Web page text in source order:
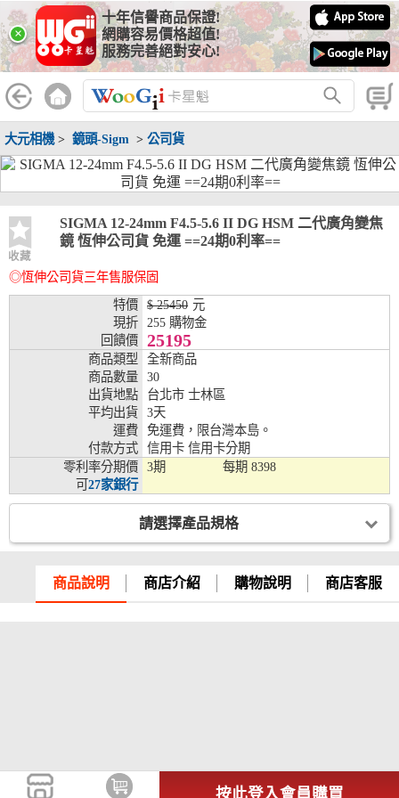
×
十年信譽商品保證!
網購容易價格超值!
服務完善絕對安心!
大元相機 > 鏡頭-Sigm > 公司貨
收藏
SIGMA 12-24mm F4.5-5.6 II DG HSM 二代廣角變焦
鏡 恆伸公司貨 免運 ==24期0利率==
◎恆伸公司貨三年售服保固
特價
$ 25450 元
現折
255 購物金
回饋價
25195
商品類型
全新商品
商品數量
30
出貨地點
台北市 士林區
平均出貨
3天
運費
免運費，限台灣本島。
付款方式
信用卡 信用卡分期
零利率分期價
可27家銀行
3期 每期 8398
請選擇產品規格
商品說明 商店介紹 購物說明 商店客服
按此登入會員購買
線上分期銀行
WooGii 與 綠界 合作，『信用卡分期付款』 與 『信用卡零利率
分期付款』 的配合銀行如下：
分期期數 提供分期之銀行
兆豐銀行、合作金庫、第一銀行、華南銀行、
彰化銀行、上海銀行、富邦銀行、國泰世華、
台灣企銀、台中銀行、匯豐銀行、華泰銀行、
銀、元大銀行、永豐銀行、玉山銀行、凱基銀
行、星展銀行、台新銀行、安泰銀行、中國信
兆豐銀行、合作金庫、第一銀行、華南銀行、
彰化銀行、上海銀行、富邦銀行、國泰世華、
台灣企銀、台中銀行、匯豐銀行、華泰銀行、
臺灣新光銀行、陽信銀行、聯邦銀行、遠東商
銀、元大銀行、永豐銀行、玉山銀行、凱基銀
行、星展銀行、台新銀行、安泰銀行、中國信
託、台灣樂天、三信商銀
兆豐銀行、合作金庫、第一銀行、華南銀行、
彰化銀行、上海銀行、富邦銀行、國泰世華、
台灣企銀、台中銀行、匯豐銀行、華泰銀行、
臺灣新光銀行、陽信銀行、聯邦銀行、遠東商
銀、元大銀行、永豐銀行、玉山銀行、凱基銀
行、星展銀行、台新銀行、安泰銀行、中國信
託、台灣樂天、三信商銀
彰化銀行、上海銀行、富邦銀行、國泰世華、
台灣企銀、台中銀行、匯豐銀行、華泰銀行、
臺灣新光銀行、陽信銀行、聯邦銀行、遠東商